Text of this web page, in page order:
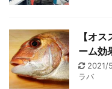
【オ
ーム効
2021/
ラバ